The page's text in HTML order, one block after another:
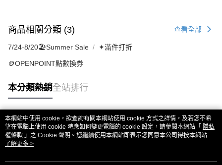
商品相關分類 (3) 查看全部
7/24-8/20🏖️Summer Sale ✦滿件打折
🪙OPENPOINT點數換券
本分類熱銷全站排行
熱門標籤
本網站中使用 cookie，欲查詢有關本網站使用 cookie 方式之詳情，及若您不希
望在電腦上使用 cookie 時應如何變更電腦的 cookie 設定，請參閱本網站「 隱私
權條款 」之 Cookie 聲明。您繼續使用本網站即表示您同意本公司得按本網站使
用條款之 Cookie 聲明使用 cookie。
了解更多 >